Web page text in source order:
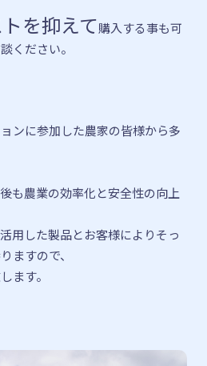
を抑えて購入する事も可
ください。
ンに参加した農家の皆様から多
も農業の効率化と安全性の向上
用した製品とお客様によりそっ
ますので、
ます。